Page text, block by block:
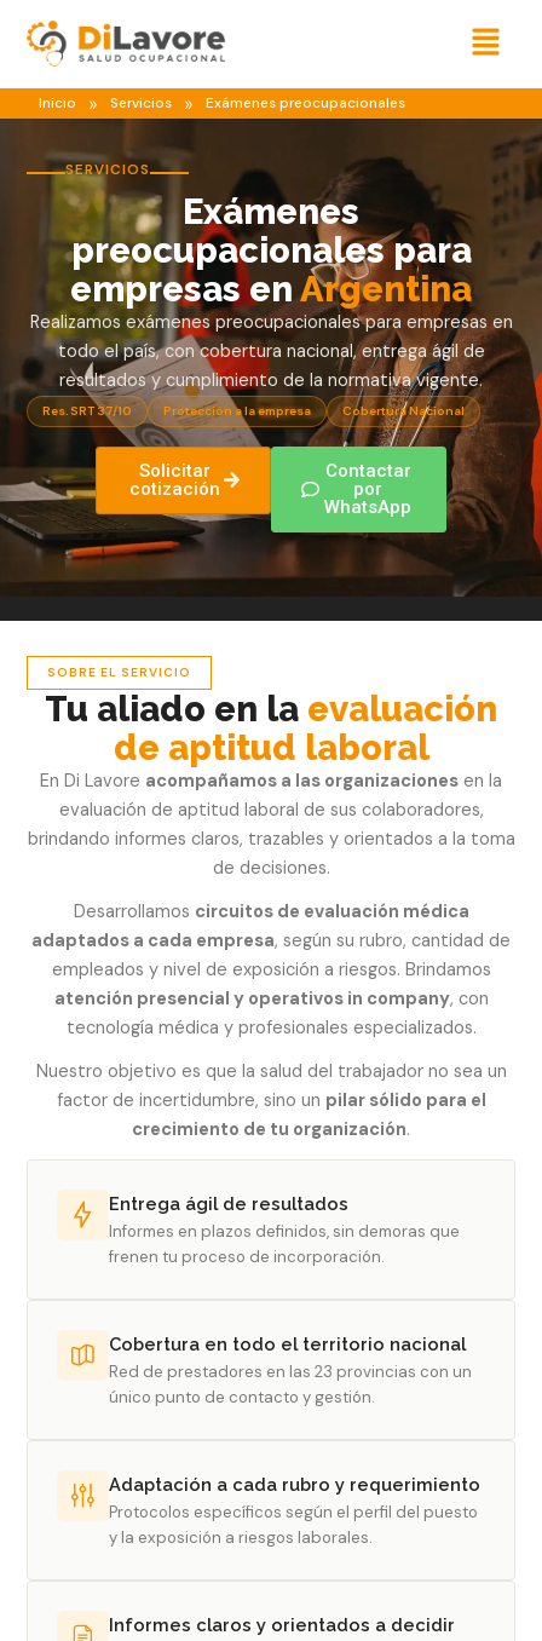
contenido
Menú
Inicio » Servicios » Exámenes preocupacionales
SERVICIOS
Exámenes
preocupacionales para
empresas en Argentina
Realizamos exámenes preocupacionales para empresas en
todo el país, con cobertura nacional, entrega ágil de
resultados y cumplimiento de la normativa vigente.
Res. SRT 37/10 Protección a la empresa Cobertura Nacional
Solicitar
cotización
Contactar
por
WhatsApp
SOBRE EL SERVICIO
Tu aliado en la evaluación
de aptitud laboral
En Di Lavore acompañamos a las organizaciones en la
evaluación de aptitud laboral de sus colaboradores,
brindando informes claros, trazables y orientados a la toma
de decisiones.
Desarrollamos circuitos de evaluación médica
adaptados a cada empresa, según su rubro, cantidad de
empleados y nivel de exposición a riesgos. Brindamos
atención presencial y operativos in company, con
tecnología médica y profesionales especializados.
Nuestro objetivo es que la salud del trabajador no sea un
factor de incertidumbre, sino un pilar sólido para el
crecimiento de tu organización.
Entrega ágil de resultados
Informes en plazos definidos, sin demoras que
frenen tu proceso de incorporación.
Cobertura en todo el territorio nacional
Red de prestadores en las 23 provincias con un
único punto de contacto y gestión.
Adaptación a cada rubro y requerimiento
Protocolos específicos según el perfil del puesto
y la exposición a riesgos laborales.
Informes claros y orientados a decidir